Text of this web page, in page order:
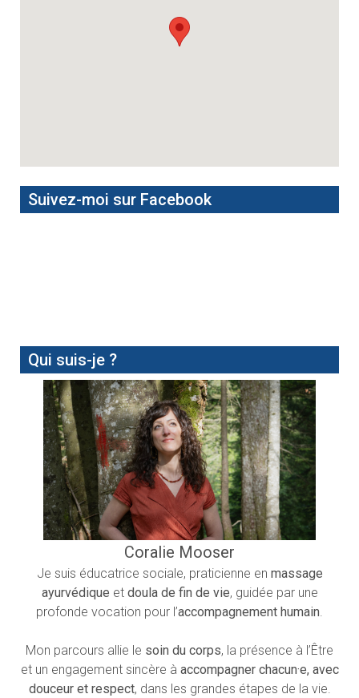
Suivez-moi sur Facebook
Qui suis-je ?
Coralie Mooser
Je suis éducatrice sociale, praticienne en massage
ayurvédique et doula de fin de vie, guidée par une
profonde vocation pour l’accompagnement humain.
Mon parcours allie le soin du corps, la présence à l’Être
et un engagement sincère à accompagner chacun·e, avec
douceur et respect, dans les grandes étapes de la vie.